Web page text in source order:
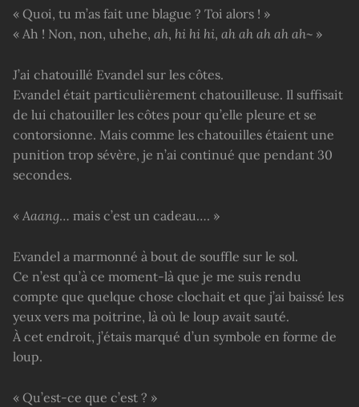
« Quoi, tu m’as fait une blague ? Toi alors ! »
« Ah ! Non, non, uhehe, ah, hi hi hi, ah ah ah ah ah~ »
J’ai chatouillé Evandel sur les côtes.
Evandel était particulièrement chatouilleuse. Il suffisait
de lui chatouiller les côtes pour qu’elle pleure et se
contorsionne. Mais comme les chatouilles étaient une
punition trop sévère, je n’ai continué que pendant 30
secondes.
« Aaang… mais c’est un cadeau…. »
Evandel a marmonné à bout de souffle sur le sol.
Ce n’est qu’à ce moment-là que je me suis rendu
compte que quelque chose clochait et que j’ai baissé les
yeux vers ma poitrine, là où le loup avait sauté.
À cet endroit, j’étais marqué d’un symbole en forme de
loup.
« Qu’est-ce que c’est ? »